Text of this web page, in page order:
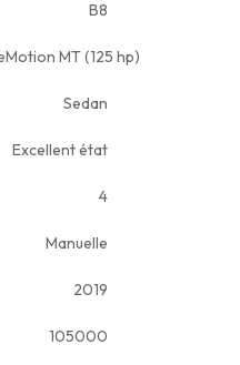
B8
MT (125 hp)
Sedan
Excellent état
4
Manuelle
2019
105000